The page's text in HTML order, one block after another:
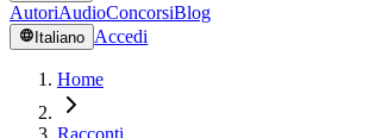
AutoriAudioConcorsiBlog
Italiano Accedi
Home